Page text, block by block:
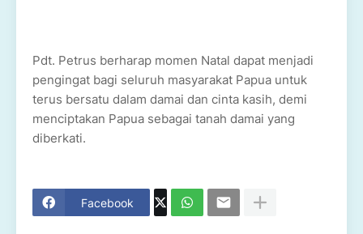
Pdt. Petrus berharap momen Natal dapat menjadi
pengingat bagi seluruh masyarakat Papua untuk
terus bersatu dalam damai dan cinta kasih, demi
menciptakan Papua sebagai tanah damai yang
diberkati.
Facebook